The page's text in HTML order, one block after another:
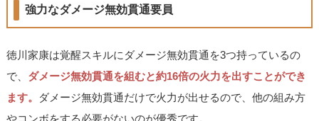
強力なダメージ無効貫通要員
徳川家康は覚醒スキルにダメージ無効貫通を3つ持っているの
で、 ダメージ無効貫通を組むと約16倍の火力を出すことができ
ます。 ダメージ無効貫通だけで火力が出せるので、他の組み方